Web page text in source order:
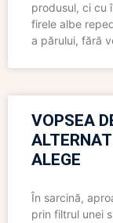
produsul, ci cu
firele albe
a părului, fără
VOPSEA
ALEGE
În sarcină,
prin filtrul unei